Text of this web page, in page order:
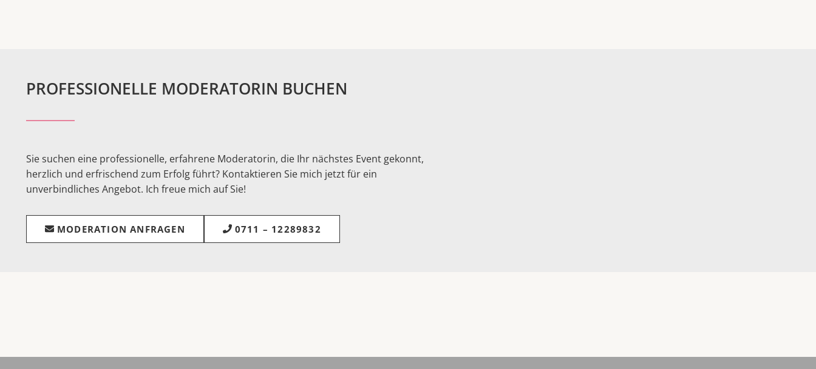
PROFESSIONELLE MODERATORIN BUCHEN
Sie suchen eine professionelle, erfahrene Moderatorin, die Ihr nächstes Event gekonnt,
herzlich und erfrischend zum Erfolg führt? Kontaktieren Sie mich jetzt für ein
unverbindliches Angebot. Ich freue mich auf Sie!
MODERATION ANFRAGEN 0711 – 12289832